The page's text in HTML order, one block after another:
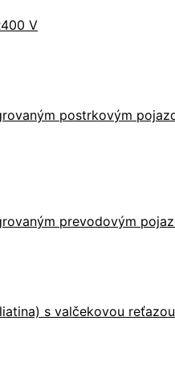
V
postrkovým
prevodovým
s valčekovou reťazou